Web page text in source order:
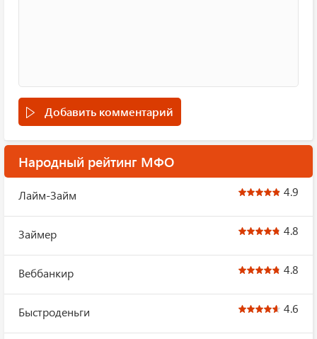
Добавить комментарий
Народный рейтинг МФО
Лайм-Займ 4.9
Займер 4.8
Веббанкир 4.8
Быстроденьги 4.6